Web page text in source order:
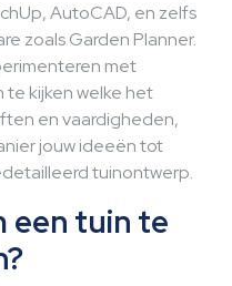
AutoCAD, en zelfs
zoals Garden Planner.
met
te kijken welke het
en vaardigheden,
jouw ideeën tot
tuinontwerp.
een tuin te